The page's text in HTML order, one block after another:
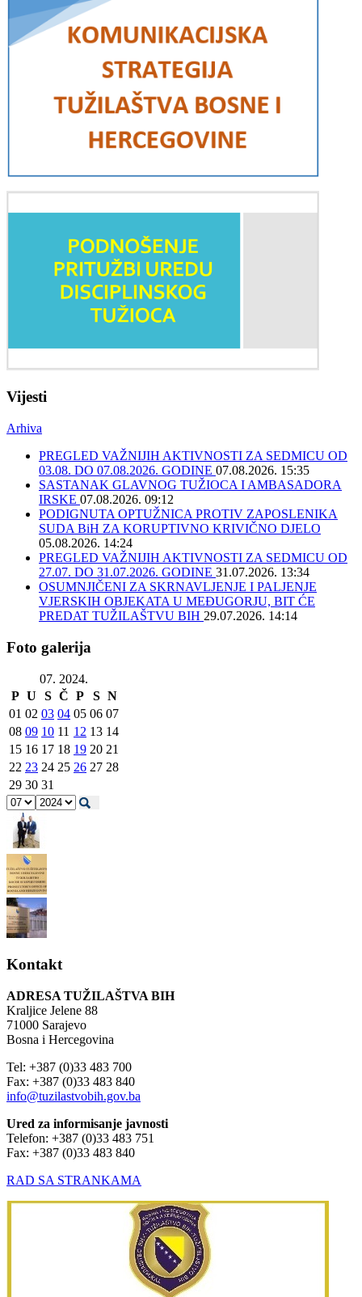
Vijesti
Arhiva
PREGLED VAŽNIJIH AKTIVNOSTI ZA SEDMICU OD
03.08. DO 07.08.2026. GODINE 07.08.2026. 15:35
SASTANAK GLAVNOG TUŽIOCA I AMBASADORA
IRSKE 07.08.2026. 09:12
PODIGNUTA OPTUŽNICA PROTIV ZAPOSLENIKA
SUDA BiH ZA KORUPTIVNO KRIVIČNO DJELO
05.08.2026. 14:24
PREGLED VAŽNIJIH AKTIVNOSTI ZA SEDMICU OD
27.07. DO 31.07.2026. GODINE 31.07.2026. 13:34
OSUMNJIČENI ZA SKRNAVLJENJE I PALJENJE
VJERSKIH OBJEKATA U MEĐUGORJU, BIT ĆE
PREDAT TUŽILAŠTVU BIH 29.07.2026. 14:14
Foto galerija
07. 2024.
P U S Č P S N
01 02 03 04 05 06 07
08 09 10 11 12 13 14
15 16 17 18 19 20 21
22 23 24 25 26 27 28
29 30 31
Kontakt
ADRESA TUŽILAŠTVA BIH
Kraljice Jelene 88
71000 Sarajevo
Bosna i Hercegovina
Tel: +387 (0)33 483 700
Fax: +387 (0)33 483 840
info@tuzilastvobih.gov.ba
Ured za informisanje javnosti
Telefon: +387 (0)33 483 751
Fax: +387 (0)33 483 840
RAD SA STRANKAMA